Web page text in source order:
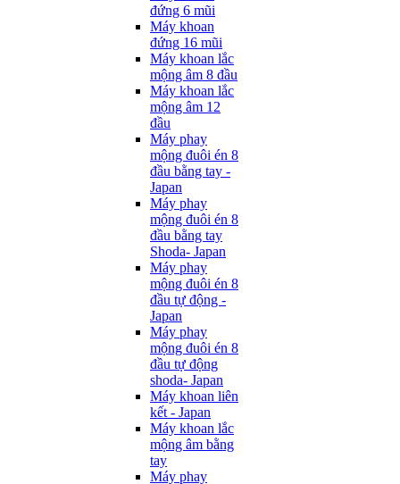
đứng 6 mũi
Máy khoan
đứng 16 mũi
Máy khoan lắc
mộng âm 8 đầu
Máy khoan lắc
mộng âm 12
đầu
Máy phay
mộng đuôi én 8
đầu bằng tay -
Japan
Máy phay
mộng đuôi én 8
đầu bằng tay
Shoda- Japan
Máy phay
mộng đuôi én 8
đầu tự động -
Japan
Máy phay
mộng đuôi én 8
đầu tự động
shoda- Japan
Máy khoan liên
kết - Japan
Máy khoan lắc
mộng âm bằng
tay
Máy phay